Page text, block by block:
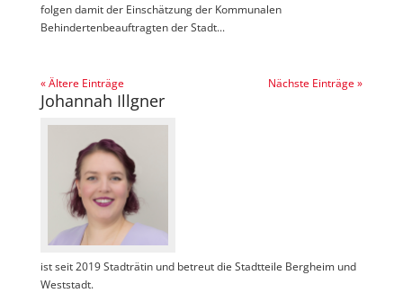
folgen damit der Einschätzung der Kommunalen
Behindertenbeauftragten der Stadt...
« Ältere Einträge Nächste Einträge »
Johannah Illgner
ist seit 2019 Stadträtin und betreut die Stadtteile Bergheim und
Weststadt.